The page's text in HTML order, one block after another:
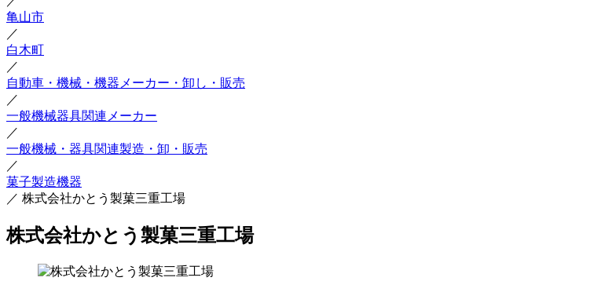
亀山市
／
白木町
／
自動車・機械・機器メーカー・卸し・販売
／
一般機械器具関連メーカー
／
一般機械・器具関連製造・卸・販売
／
菓子製造機器
／ 株式会社かとう製菓三重工場
株式会社かとう製菓三重工場